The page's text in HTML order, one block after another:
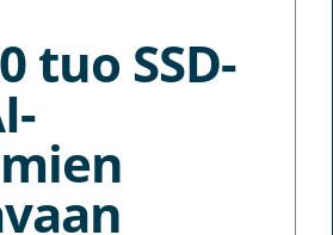
tuo SSD-